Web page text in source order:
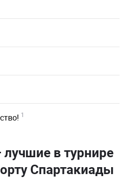
1
в турнире
Спартакиады